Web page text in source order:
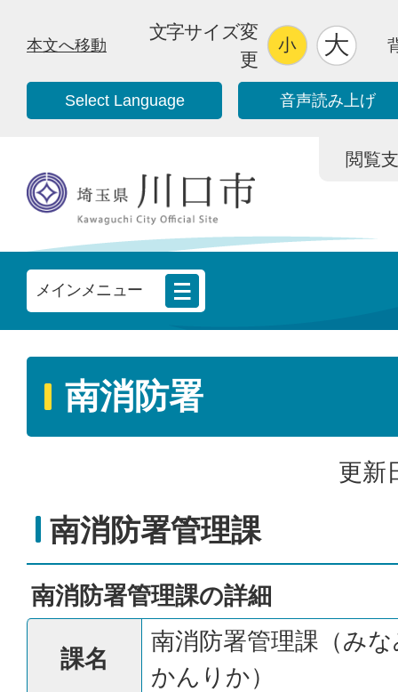
本文へ移動
文字サイズ変
更
Select Language 音声読み上げ
閲覧
メインメニュー
南消防署
更新
南消防署管理課
南消防署管理課の詳細
課名
南消防署管理課（み
かんりか）